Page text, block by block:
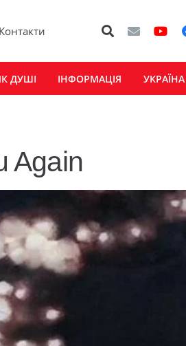
Контакти
ДУШІ ІНФОРМАЦІЯ УКРАЇНА
Again